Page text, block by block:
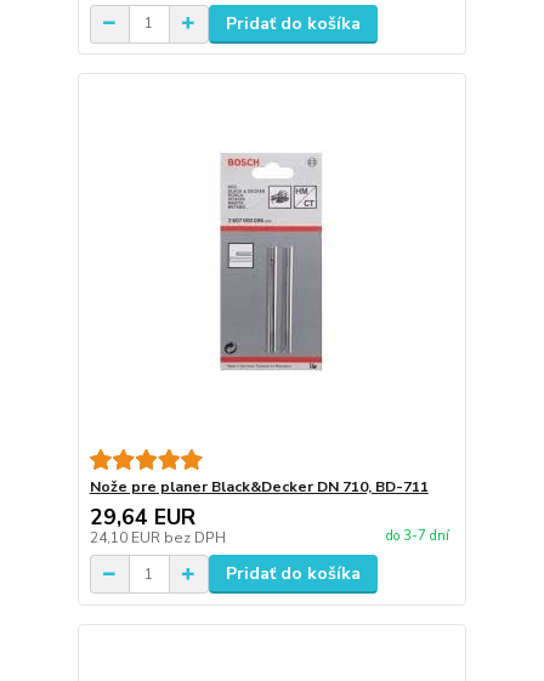
Pridať do košíka
Nože pre planer Black&Decker DN 710, BD-711
29,64 EUR
24,10 EUR bez DPH do 3-7 dní
Pridať do košíka